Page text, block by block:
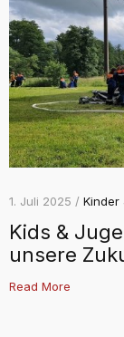
1. Juli 2025 / Kinder
Kids &
unsere
Read More